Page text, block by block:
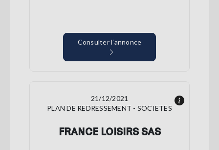
Consulter l’annonce
21/12/2021
PLAN DE REDRESSEMENT - SOCIETES
FRANCE LOISIRS SAS